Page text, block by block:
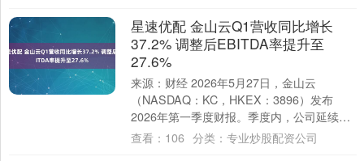
星速优配 金山云Q1营收同比增长
37.2% 调整后EBITDA率提升至
27.6%
来源：财经 2026年5月27日，金山云
（NASDAQ：KC，HKEX：3896）发布
2026年第一季度财报。季度内，公司延续高
质量增长态势。财报显示，金山云Q....
查看： 106 分类： 专业炒股配资公司